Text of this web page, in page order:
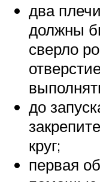
два
должны
сверло
до
круг;
первая